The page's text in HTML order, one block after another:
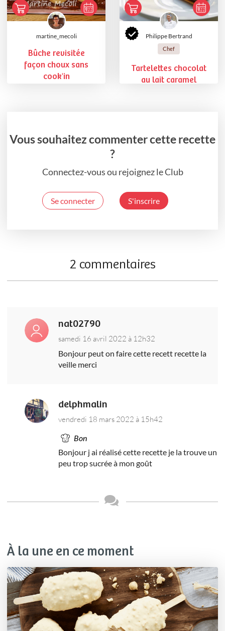
martine_mecoli
Bûche revisitée
façon choux sans
cook'in
Philippe Bertrand
Chef
Tartelettes chocolat
au lait caramel
Vous souhaitez commenter cette recette
?
Connectez-vous ou rejoignez le Club
Se connecter S'inscrire
2 commentaires
nat02790
samedi 16 avril 2022 à 12h32
Bonjour peut on faire cette recett recette la
veille merci
delphmalin
vendredi 18 mars 2022 à 15h42
Bon
Bonjour j ai réalisé cette recette je la trouve un
peu trop sucrée à mon goût
À la une en ce moment